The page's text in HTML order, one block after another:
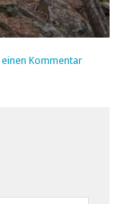
einen Kommentar